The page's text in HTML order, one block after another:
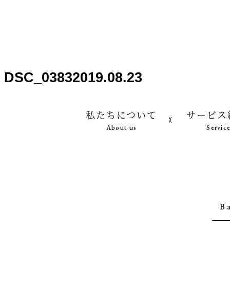
私たちについて
About us
サービ
DSC_03832019.08.23